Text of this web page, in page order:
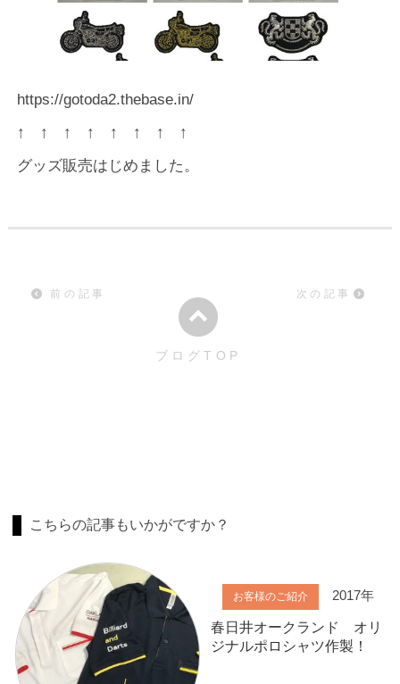
https://gotoda2.thebase.in/
↑ ↑ ↑ ↑ ↑ ↑ ↑ ↑
グッズ販売はじめました。
前の記事
ブログTOP
次の記事
こちらの記事もいかがですか？
お客様のご紹介 2017年
春日井オークランド オリ
ジナルポロシャツ作製！